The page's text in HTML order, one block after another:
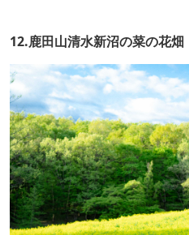
12.鹿田山清水新沼の菜の花畑